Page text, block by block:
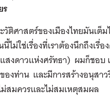
ติศาสตร์ของเมืองไทยมันเต็
ม่ใช่เรื่องที่เราต้องนึกถึงเรื่อ
งดาวแห่งศรัทธา) ผมก็ชอบ
งท่าน และมีการสร้างอนุสา
สมควรและไม่สมเหตุสมผล